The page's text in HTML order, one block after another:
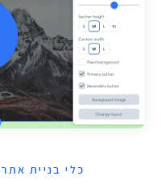
כלי בניית